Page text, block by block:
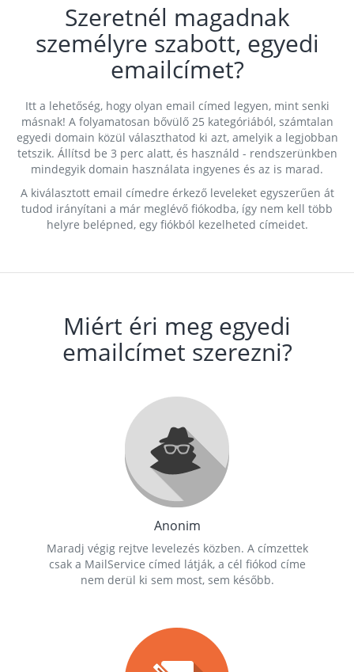
Szeretnél magadnak
személyre szabott, egyedi
emailcímet?
Itt a lehetőség, hogy olyan email címed legyen, mint senki
másnak! A folyamatosan bővülő 25 kategóriából, számtalan
egyedi domain közül választhatod ki azt, amelyik a legjobban
tetszik. Állítsd be 3 perc alatt, és használd - rendszerünkben
mindegyik domain használata ingyenes és az is marad.
A kiválasztott email címedre érkező leveleket egyszerűen át
tudod irányítani a már meglévő fiókodba, így nem kell több
helyre belépned, egy fiókból kezelheted címeidet.
Miért éri meg egyedi
emailcímet szerezni?
Anonim
Maradj végig rejtve levelezés közben. A címzettek
csak a MailService címed látják, a cél fiókod címe
nem derül ki sem most, sem később.